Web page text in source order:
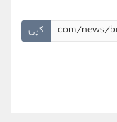
کپی